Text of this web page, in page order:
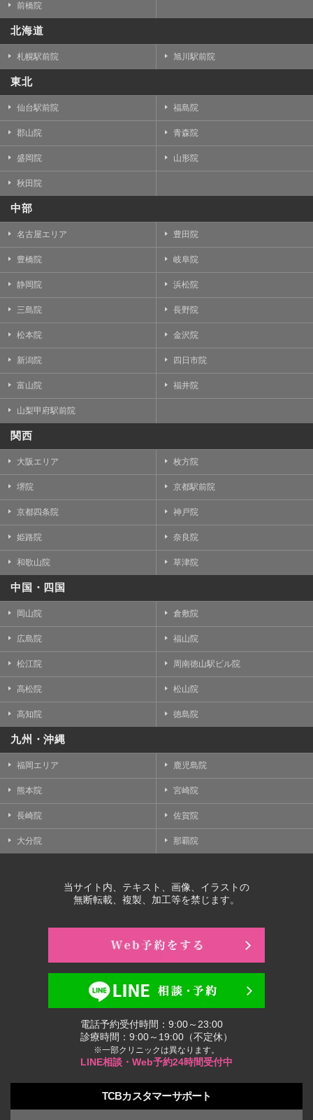
前橋院
北海道
札幌駅前院 旭川駅前院
東北
仙台駅前院 福島院
郡山院 青森院
盛岡院 山形院
秋田院
中部
名古屋エリア 豊田院
豊橋院 岐阜院
静岡院 浜松院
三島院 長野院
松本院 金沢院
新潟院 四日市院
富山院 福井院
山梨甲府駅前院
関西
大阪エリア 枚方院
堺院 京都駅前院
京都四条院 神戸院
姫路院 奈良院
和歌山院 草津院
中国・四国
岡山院 倉敷院
広島院 福山院
松江院 周南徳山駅ビル院
高松院 松山院
高知院 徳島院
九州・沖縄
福岡エリア 鹿児島院
熊本院 宮崎院
長崎院 佐賀院
大分院 那覇院
当サイト内、テキスト、画像、イラストの
無断転載、複製、加工等を禁じます。
電話予約受付時間：9:00～23:00
診療時間：9:00～19:00（不定休）
※一部クリニックは異なります。
LINE相談・Web予約24時間受付中
TCBカスタマーサポート